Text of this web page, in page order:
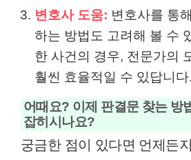
변호사 도움: 변호사를 통
하는 방법도 고려해 볼 수
한 사건의 경우, 전문가의
훨씬 효율적일 수 있답니다.
어때요? 이제 판결문 찾는 방
잡히시나요?
궁금한 점이 있다면 언제든